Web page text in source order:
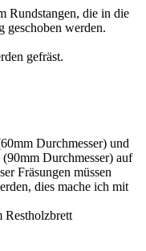
Rundstangen, die in die
geschoben werden.
gefräst.
Durchmesser) und
Durchmesser) auf
Fräsungen müssen
dies mache ich mit